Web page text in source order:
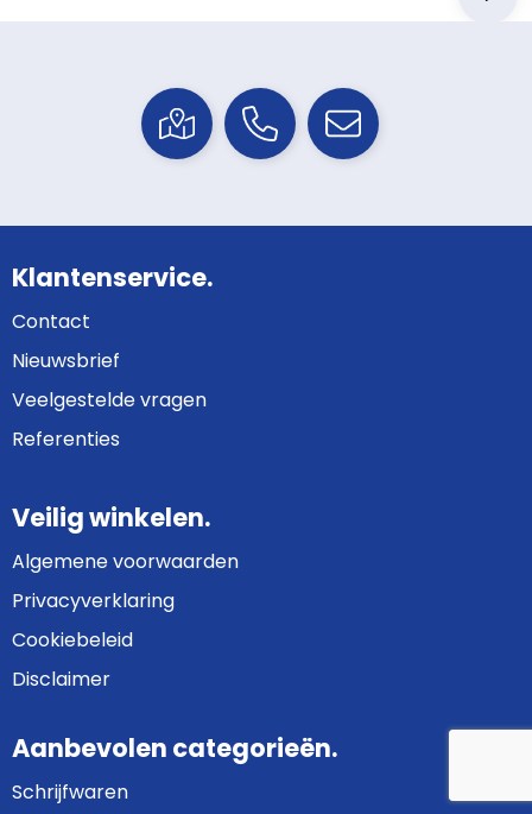
Klantenservice.
Contact
Nieuwsbrief
Veelgestelde vragen
Referenties
Veilig winkelen.
Algemene voorwaarden
Privacyverklaring
Cookiebeleid
Disclaimer
Aanbevolen categorieën.
Schrijfwaren